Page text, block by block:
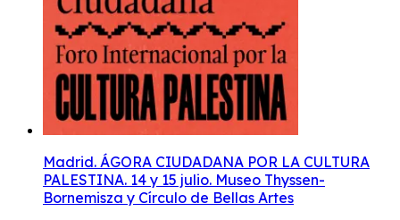
Madrid. ÁGORA CIUDADANA POR LA CULTURA
PALESTINA. 14 y 15 julio. Museo Thyssen-
Bornemisza y Círculo de Bellas Artes